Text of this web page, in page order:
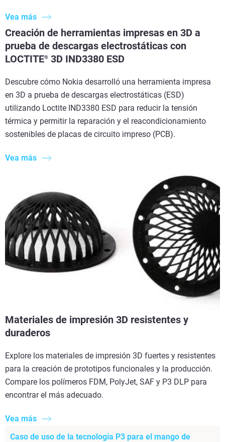
Vea más
Creación de herramientas impresas en 3D a
prueba de descargas electrostáticas con
LOCTITE® 3D IND3380 ESD
Descubre cómo Nokia desarrolló una herramienta impresa
en 3D a prueba de descargas electrostáticas (ESD)
utilizando Loctite IND3380 ESD para reducir la tensión
térmica y permitir la reparación y el reacondicionamiento
sostenibles de placas de circuito impreso (PCB).
Vea más
Materiales de impresión 3D resistentes y
duraderos
Explore los materiales de impresión 3D fuertes y resistentes
para la creación de prototipos funcionales y la producción.
Compare los polímeros FDM, PolyJet, SAF y P3 DLP para
encontrar el más adecuado.
Vea más
Caso de uso de la tecnología P3 para el mango de